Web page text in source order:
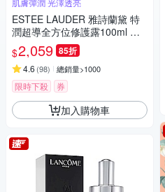
肌膚彈潤 光澤透亮
ESTEE LAUDER 雅詩蘭黛 特
潤超導全方位修護露100ml 小
棕瓶 國際航空版
$2,059 85折
4.6 (98) 總銷量>1000
限時下殺 券
加入購物車